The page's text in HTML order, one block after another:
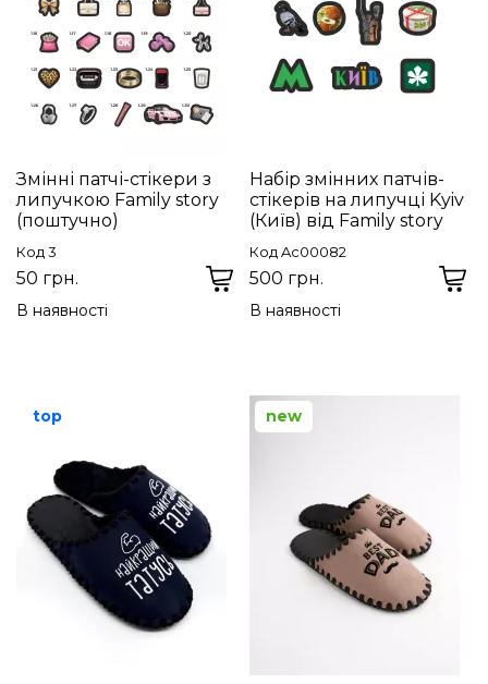
Змінні патчі-стікери з
липучкою Family story
(поштучно)
Код 3
50 грн.
В наявності
Набір змінних патчів-
стікерів на липучці Kyiv
(Київ) від Family story
Код Ac00082
500 грн.
В наявності
top new